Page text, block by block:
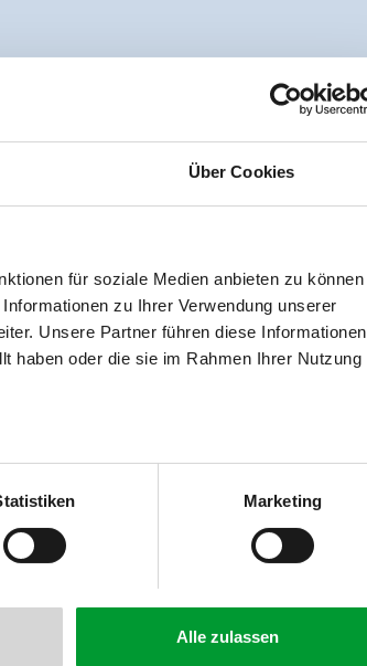
Über Cookies
für soziale Medien anbieten zu können
zu Ihrer Verwendung unserer
Unsere Partner führen diese Informationen
haben oder die sie im Rahmen Ihrer Nutzung
Marketing
Alle zulassen